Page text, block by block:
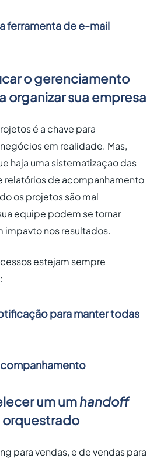
ferramenta de e-mail
o gerenciamento
organizar sua empresa
é a chave para
em realidade. Mas,
haja uma sistematizaçao das
relatórios de acompanhamento
os projetos são mal
equipe podem se tornar
impavto nos resultados.
estejam sempre
para manter todas
um umhandoff
orquestrado
para vendas, e de vendas para